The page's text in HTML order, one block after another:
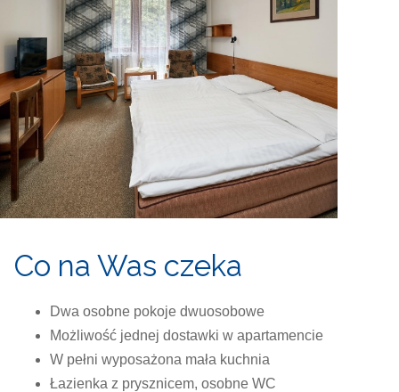
Co na Was czeka
Dwa osobne pokoje dwuosobowe
Możliwość jednej dostawki w apartamencie
W pełni wyposażona mała kuchnia
Łazienka z prysznicem, osobne WC